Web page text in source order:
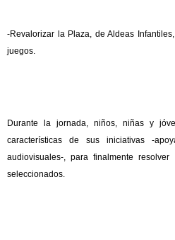
-Revalorizar la Plaza, de Aldeas
juegos.
Durante la jornada, niños, niñas y
características de sus iniciativas -
audiovisuales-, para finalmente
seleccionados.